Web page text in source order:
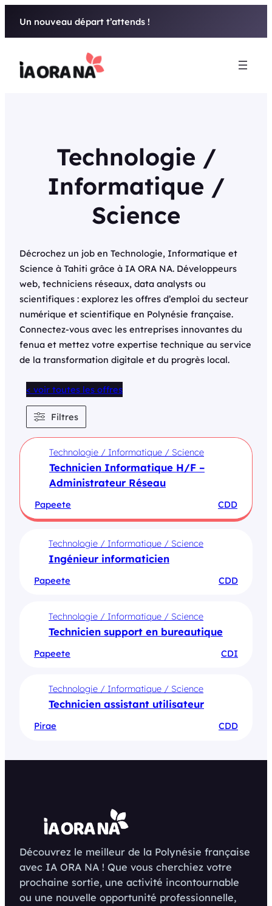
Un nouveau départ t’attends !
Technologie /
Informatique /
Science
Décrochez un job en Technologie, Informatique et
Science à Tahiti grâce à IA ORA NA. Développeurs
web, techniciens réseaux, data analysts ou
scientifiques : explorez les offres d’emploi du secteur
numérique et scientifique en Polynésie française.
Connectez-vous avec les entreprises innovantes du
fenua et mettez votre expertise technique au service
de la transformation digitale et du progrès local.
Technologie / Informatique / Science
Technicien Informatique H/F –
Administrateur Réseau
Papeete CDD
Technologie / Informatique / Science
Ingénieur informaticien
Papeete CDD
Technologie / Informatique / Science
Technicien support en bureautique
Papeete CDI
Technologie / Informatique / Science
Technicien assistant utilisateur
Pirae CDD
< voir toutes les offres
Filtres
Découvrez le meilleur de la Polynésie française
avec IA ORA NA ! Que vous cherchiez votre
prochaine sortie, une activité incontournable
ou une nouvelle opportunité professionnelle,